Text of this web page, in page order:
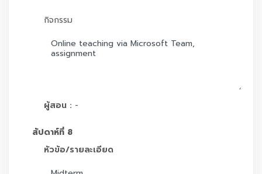
กิจกรรม
ผู้สอน : -
สัปดาห์ที่ 8
หัวข้อ/รายละเอียด